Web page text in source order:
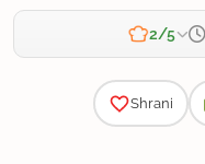
2/5
Shrani